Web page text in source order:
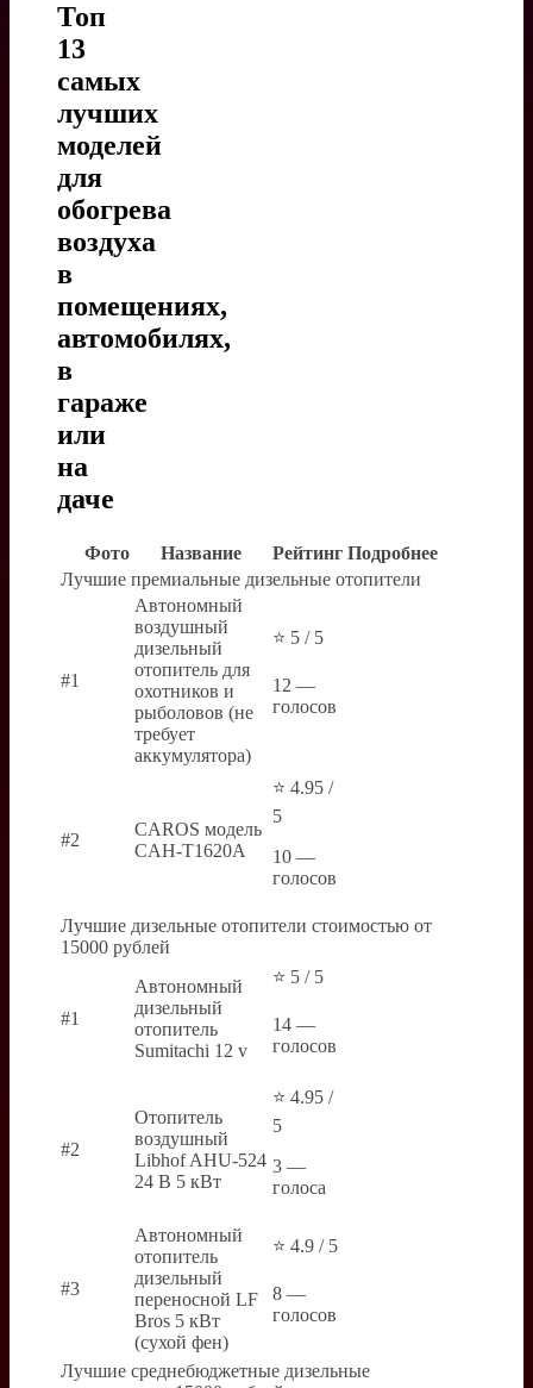
Топ
13
самых
лучших
моделей
для
обогрева
воздуха
в
помещениях,
автомобилях,
в
гараже
или
на
даче
Фото Название Рейтинг Подробнее
Лучшие премиальные дизельные отопители
#1
Автономный
воздушный
дизельный
отопитель для
охотников и
рыболовов (не
требует
аккумулятора)
⭐ 5 / 5
12 —
голосов
#2
CAROS модель
CAH-T1620A
⭐ 4.95 /
5
10 —
голосов
Лучшие дизельные отопители стоимостью от
15000 рублей
#1
Автономный
дизельный
отопитель
Sumitachi 12 v
⭐ 5 / 5
14 —
голосов
#2
Отопитель
воздушный
Libhof AHU-524
24 В 5 кВт
⭐ 4.95 /
5
3 —
голоса
#3
Автономный
отопитель
дизельный
переносной LF
Bros 5 кВт
(сухой фен)
⭐ 4.9 / 5
8 —
голосов
Лучшие среднебюджетные дизельные